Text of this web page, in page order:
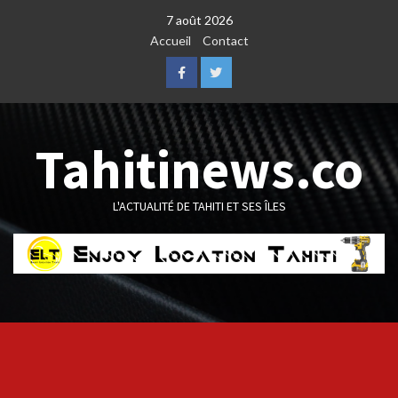
7 août 2026
Accueil
Contact
FacebookTwitter
Tahitinews.co
L'ACTUALITÉ DE TAHITI ET SES ÎLES